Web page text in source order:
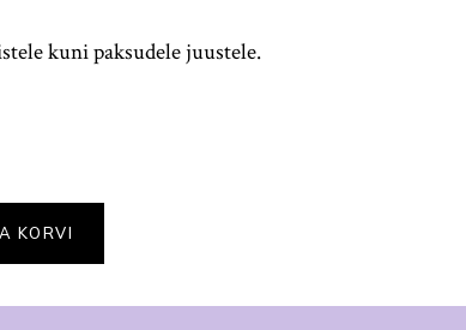
kuni paksudele juustele.
KORVI